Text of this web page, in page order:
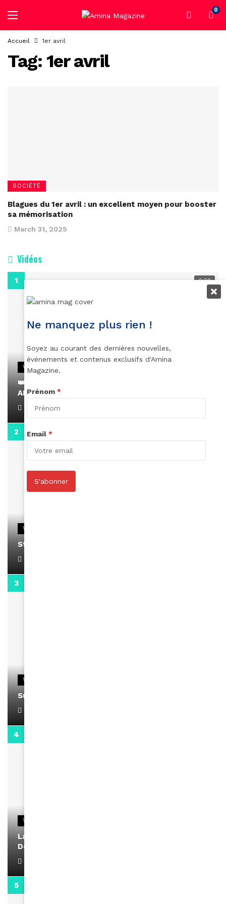
0
Accueil 1er avril
Tag: 1er avril
SOCIÉTÉ
Blagues du 1er avril : un excellent moyen pour booster
sa mémorisation
March 31, 2025
Vidéos
0:29
VIDEOS
👑 Remerciements à Ayden pour son message sur
AMINA, le Magazine de la Femme
April 1, 2022
VIDEOS
Stacy passe un message
VIDEOS
Support Black Business Wee-kend
VIDEOS
La rubrique santé speciale coronavirus du
Docteur Makanda
Ne manquez plus rien !
Soyez au courant des dernières nouvelles,
événements et contenus exclusifs d'Amina
Magazine.
Prénom *
Email *
S'abonner